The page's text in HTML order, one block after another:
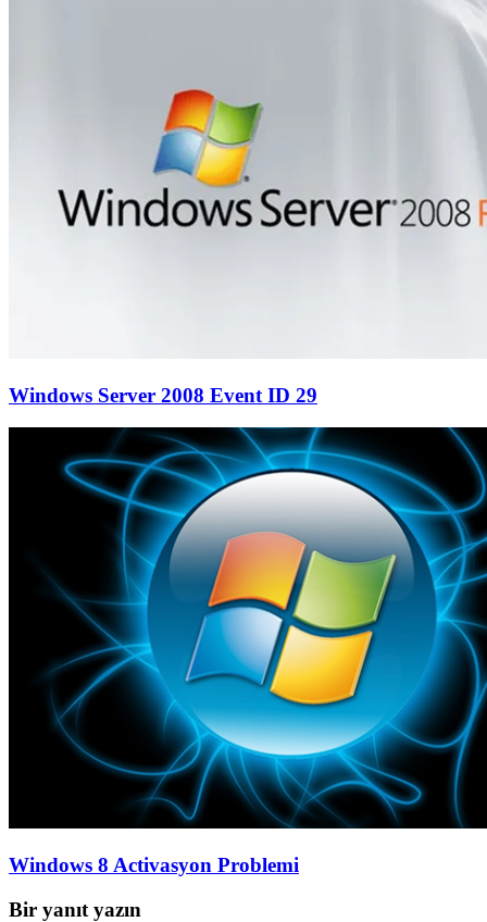
Windows Server 2008 Event ID 29
Windows 8 Activasyon Problemi
Bir yanıt yazın